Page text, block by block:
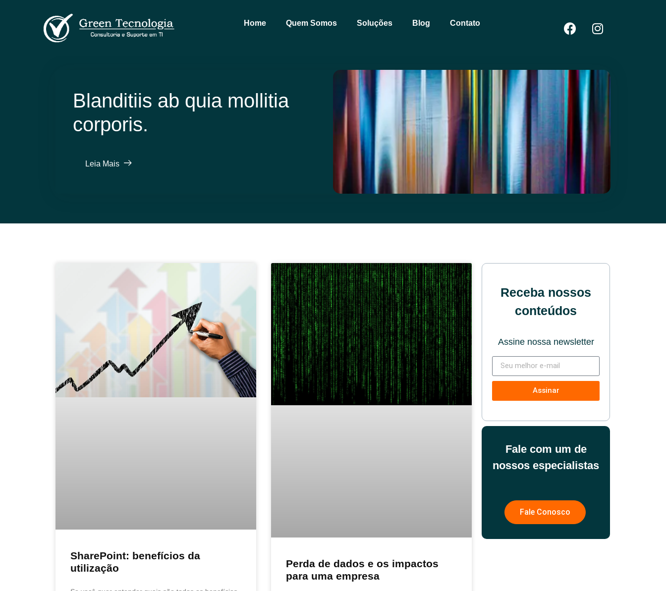
Home Quem Somos Soluções Blog Contato
Blanditiis ab quia mollitia
corporis.
Leia Mais
SharePoint: benefícios da
utilização
Perda de dados e os impactos
para uma empresa
Receba nossos
conteúdos
Assine nossa newsletter
Assinar
Fale com um de
nossos especialistas
Fale Conosco